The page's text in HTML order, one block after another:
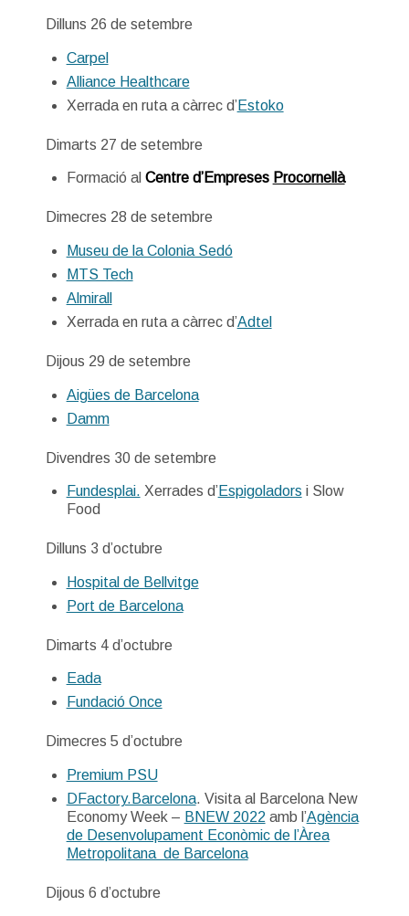
Dilluns 26 de setembre
Carpel
Alliance Healthcare
Xerrada en ruta a càrrec d’Estoko
Dimarts 27 de setembre
Formació al Centre d’Empreses Procornellà
Dimecres 28 de setembre
Museu de la Colonia Sedó
MTS Tech
Almirall
Xerrada en ruta a càrrec d’Adtel
Dijous 29 de setembre
Aigües de Barcelona
Damm
Divendres 30 de setembre
Fundesplai. Xerrades d’Espigoladors i Slow
Food
Dilluns 3 d’octubre
Hospital de Bellvitge
Port de Barcelona
Dimarts 4 d’octubre
Eada
Fundació Once
Dimecres 5 d’octubre
Premium PSU
DFactory.Barcelona. Visita al Barcelona New
Economy Week – BNEW 2022amb l’Agència
de Desenvolupament Econòmic de l’Àrea
Metropolitana de Barcelona
Dijous 6 d’octubre